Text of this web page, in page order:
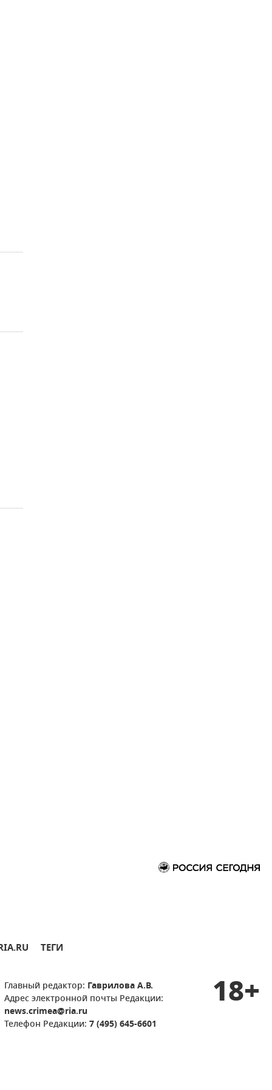
ТЕГИ
Главный редактор: Гаврилова А.В.
Адрес электронной почты Редакции:
news.crimea@ria.ru
Телефон Редакции: 7 (495) 645-6601
18+